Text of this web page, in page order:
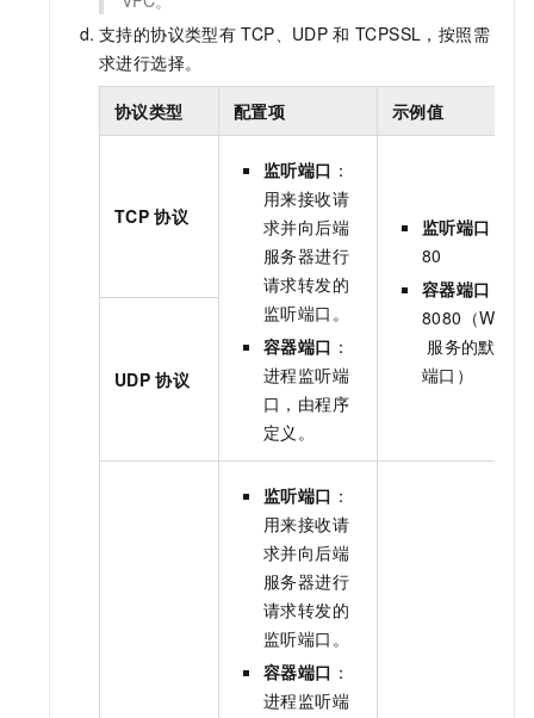
支持的协议类型有 TCP、UDP 和 TCPSSL，按照需
求进行选择。
协议类型 配置项 示例值
TCP 协议
监听端口 ：
用来接收请
求并向后端
服务器进行
请求转发的
监听端口。
容器端口 ：
进程监听端
口，由程序
定义。
监听端口
80
容器端口
8080（Web
服务的默认
端口）
UDP 协议
监听端口 ：
用来接收请
求并向后端
服务器进行
请求转发的
监听端口。
容器端口 ：
进程监听端